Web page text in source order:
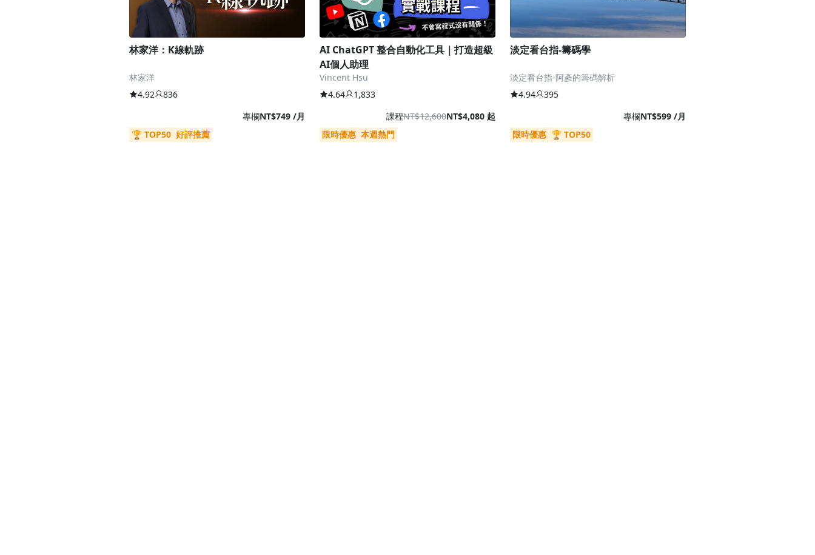
林家洋：K線軌跡
林家洋
4.92
836
專欄NT$749 /月
🏆 TOP50 好評推薦
AI ChatGPT 整合自動化工具｜打造超級
AI個人助理
Vincent Hsu
4.64
1,833
課程NT$12,600NT$4,080 起
限時優惠 本週熱門
淡定看台指-籌碼學
淡定看台指-阿彥的籌碼解析
4.94
395
專欄NT$599 /月
限時優惠 🏆 TOP50